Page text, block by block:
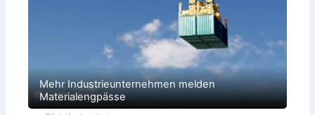
Mehr Industrieunternehmen melden
Materialengpässe